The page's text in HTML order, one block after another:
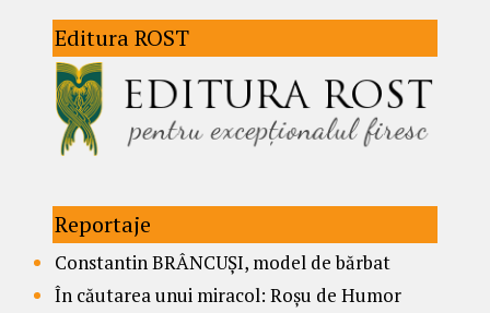
Editura ROST
Reportaje
Constantin BRÂNCUȘI, model de bărbat
În căutarea unui miracol: Roșu de Humor